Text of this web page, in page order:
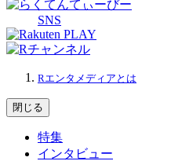
SNS
Rエンタメディアとは
閉じる
特集
インタビュー